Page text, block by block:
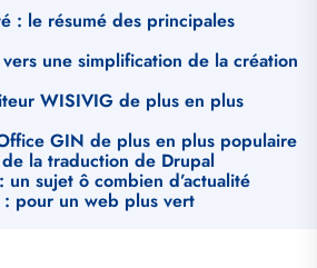
: le résumé des principales
une simplification de la création
WISIVIG de plus en plus
GIN de plus en plus populaire
la traduction de Drupal
un sujet ô combien d’actualité
pour un web plus vert